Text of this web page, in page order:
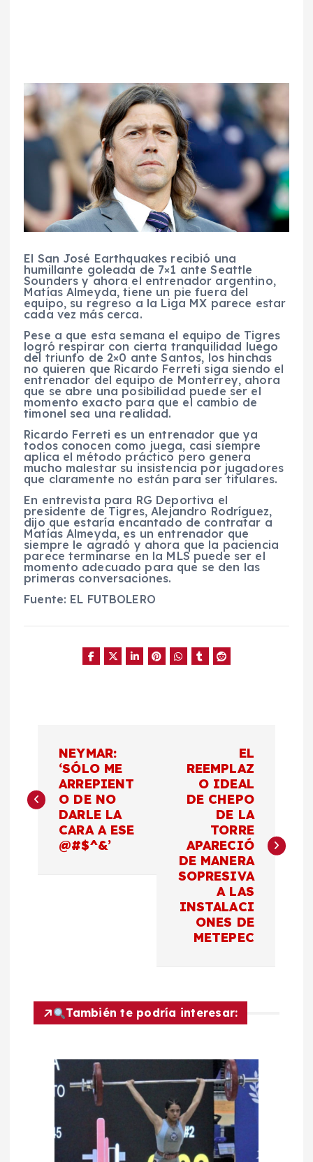
El San José Earthquakes recibió una
humillante goleada de 7×1 ante Seattle
Sounders y ahora el entrenador argentino,
Matías Almeyda, tiene un pie fuera del
equipo, su regreso a la Liga MX parece estar
cada vez más cerca.
Pese a que esta semana el equipo de Tigres
logró respirar con cierta tranquilidad luego
del triunfo de 2×0 ante Santos, los hinchas
no quieren que Ricardo Ferreti siga siendo el
entrenador del equipo de Monterrey, ahora
que se abre una posibilidad puede ser el
momento exacto para que el cambio de
timonel sea una realidad.
Ricardo Ferreti es un entrenador que ya
todos conocen como juega, casi siempre
aplica el método práctico pero genera
mucho malestar su insistencia por jugadores
que claramente no están para ser titulares.
En entrevista para RG Deportiva el
presidente de Tigres, Alejandro Rodríguez,
dijo que estaría encantado de contratar a
Matías Almeyda, es un entrenador que
siempre le agradó y ahora que la paciencia
parece terminarse en la MLS puede ser el
momento adecuado para que se den las
primeras conversaciones.
Fuente: EL FUTBOLERO
v
ó
NEYMAR:
‘SÓLO ME
ARREPIENT
O DE NO
DARLE LA
CARA A ESE
@#$^&’
EL
REEMPLAZ
O IDEAL
DE CHEPO
DE LA
TORRE
APARECIÓ
DE MANERA
SOPRESIVA
A LAS
INSTALACI
ONES DE
METEPEC
También te podría interesar: